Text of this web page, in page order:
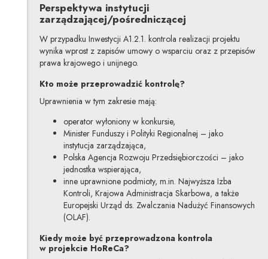
Perspektywa instytucji
zarządzającej/pośredniczącej
W przypadku Inwestycji A1.2.1. kontrola realizacji projektu
wynika wprost z zapisów umowy o wsparciu oraz z przepisów
prawa krajowego i unijnego.
Kto może przeprowadzić kontrolę?
Uprawnienia w tym zakresie mają:
operator wyłoniony w konkursie,
Minister Funduszy i Polityki Regionalnej – jako
instytucja zarządzająca,
Polska Agencja Rozwoju Przedsiębiorczości – jako
jednostka wspierająca,
inne uprawnione podmioty, m.in. Najwyższa Izba
Kontroli, Krajowa Administracja Skarbowa, a także
Europejski Urząd ds. Zwalczania Nadużyć Finansowych
(OLAF).
Kiedy może być przeprowadzona kontrola
w projekcie HoReCa?